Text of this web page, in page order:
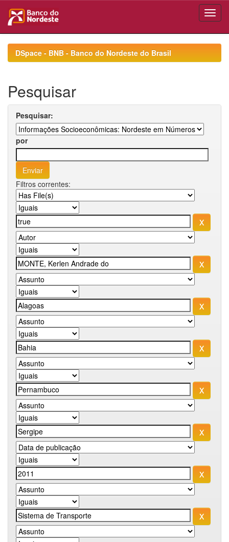
navigationDSpace - BNB - Banco do Nordeste do Brasil
Pesquisar
Pesquisar:
por
Filtros correntes: